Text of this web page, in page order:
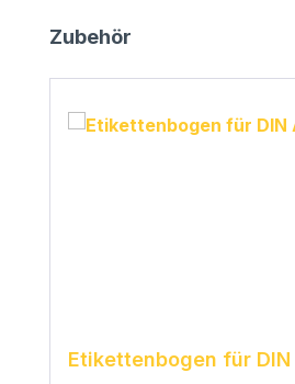
Produktgalerie überspringen
Zubehör
Etikettenbogen für